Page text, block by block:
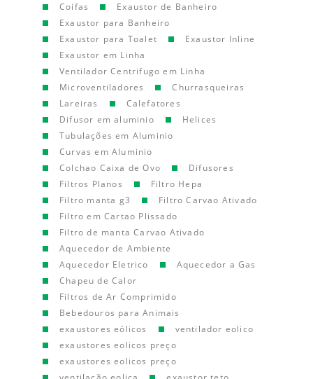
Coifas
Exaustor de Banheiro
Exaustor para Banheiro
Exaustor para Toalet
Exaustor Inline
Exaustor em Linha
Ventilador Centrifugo em Linha
Microventiladores
Churrasqueiras
Lareiras
Calefatores
Difusor em aluminio
Helices
Tubulações em Aluminio
Curvas em Aluminio
Colchao Caixa de Ovo
Difusores
Filtros Planos
Filtro Hepa
Filtro manta g3
Filtro Carvao Ativado
Filtro em Cartao Plissado
Filtro de manta Carvao Ativado
Aquecedor de Ambiente
Aquecedor Eletrico
Aquecedor a Gas
Chapeu de Calor
Filtros de Ar Comprimido
Bebedouros para Animais
exaustores eólicos
ventilador eolico
exaustores eolicos preço
exaustores eolicos preço